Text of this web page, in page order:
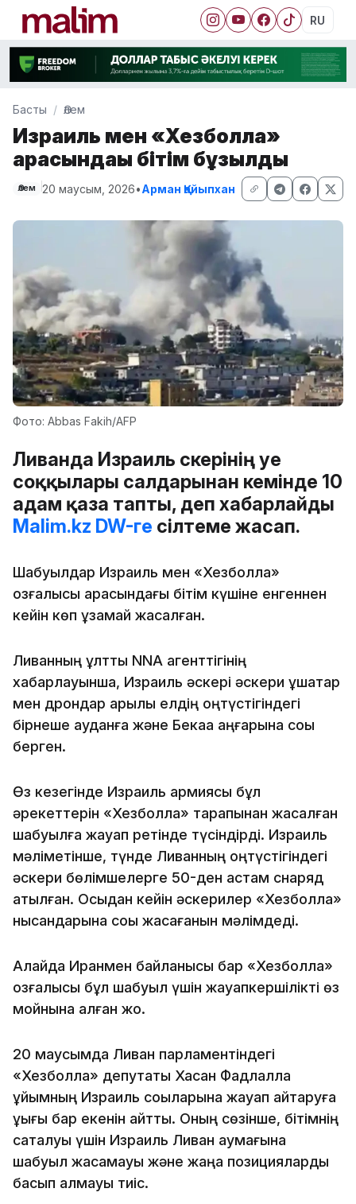
RU
Басты Әлем
Израиль мен «Хезболла»
арасындағы бітім бұзылды
Әлем 20 маусым, 2026•Арман Қайыпхан
Фото: Abbas Fakih/AFР
Ливанда Израиль әскерінің әуе
соққылары салдарынан кемінде 10
адам қаза тапты, деп хабарлайды
Malim.kz DW-ге сілтеме жасап.
Шабуылдар Израиль мен «Хезболла»
қозғалысы арасындағы бітім күшіне енгеннен
кейін көп ұзамай жасалған.
Ливанның ұлттық NNA агенттігінің
хабарлауынша, Израиль әскері әскери ұшақтар
мен дрондар арқылы елдің оңтүстігіндегі
бірнеше ауданға және Бекаа аңғарына соққы
берген.
Өз кезегінде Израиль армиясы бұл
әрекеттерін «Хезболла» тарапынан жасалған
шабуылға жауап ретінде түсіндірді. Израиль
мәліметінше, түнде Ливанның оңтүстігіндегі
әскери бөлімшелерге 50-ден астам снаряд
атылған. Осыдан кейін әскерилер «Хезболла»
нысандарына соққы жасағанын мәлімдеді.
Алайда Иранмен байланысы бар «Хезболла»
қозғалысы бұл шабуыл үшін жауапкершілікті өз
мойнына алған жоқ.
20 маусымда Ливан парламентіндегі
«Хезболла» депутаты Хасан Фадлалла
ұйымның Израиль соққыларына жауап қайтаруға
құқығы бар екенін айтты. Оның сөзінше, бітімнің
сақталуы үшін Израиль Ливан аумағына
шабуыл жасамауы және жаңа позицияларды
басып алмауы тиіс.